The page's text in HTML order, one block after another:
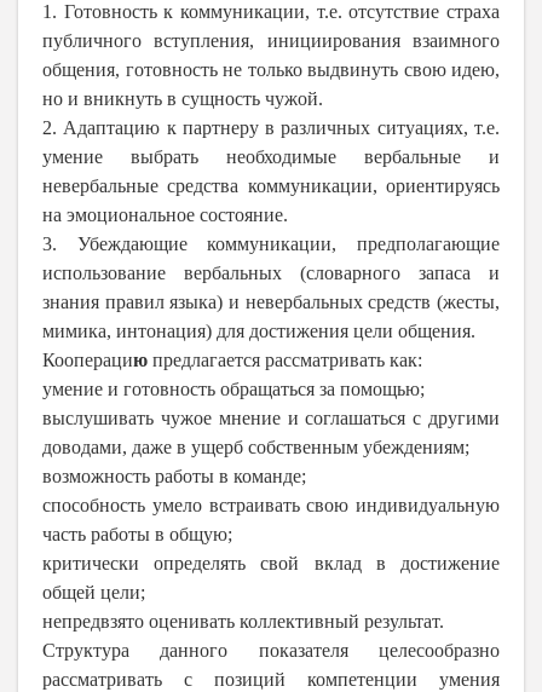
1. Готовность к коммуникации, т.е. отсутствие страха
публичного вступления, инициирования взаимного
общения, готовность не только выдвинуть свою идею,
но и вникнуть в сущность чужой.
2. Адаптацию к партнеру в различных ситуациях, т.е.
умение выбрать необходимые вербальные и
невербальные средства коммуникации, ориентируясь
на эмоциональное состояние.
3. Убеждающие коммуникации, предполагающие
использование вербальных (словарного запаса и
знания правил языка) и невербальных средств (жесты,
мимика, интонация) для достижения цели общения.
Кооперацию предлагается рассматривать как:
умение и готовность обращаться за помощью;
выслушивать чужое мнение и соглашаться с другими
доводами, даже в ущерб собственным убеждениям;
возможность работы в команде;
способность умело встраивать свою индивидуальную
часть работы в общую;
критически определять свой вклад в достижение
общей цели;
непредвзято оценивать коллективный результат.
Структура данного показателя целесообразно
рассматривать с позиций компетенции умения